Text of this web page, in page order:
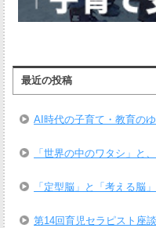
最近の投稿
AI時代の子育て・教育のゆ
「世界の中のワタシ」と
「定型脳」と「考える脳
第14回育児セラピスト座